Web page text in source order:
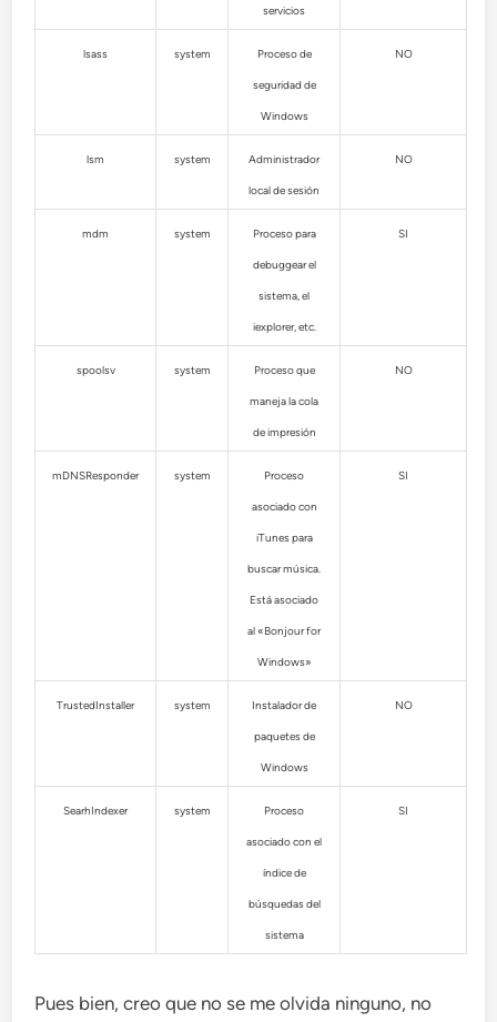
servicios
lsass system Proceso de
seguridad de
Windows
NO
lsm system Administrador
local de sesión
NO
mdm system Proceso para
debuggear el
sistema, el
iexplorer, etc.
SI
spoolsv system Proceso que
maneja la cola
de impresión
NO
mDNSResponder system Proceso
asociado con
iTunes para
buscar música.
Está asociado
al «Bonjour for
Windows»
SI
TrustedInstaller system Instalador de
paquetes de
Windows
NO
SearhIndexer system Proceso
asociado con el
índice de
búsquedas del
sistema
SI
Pues bien, creo que no se me olvida ninguno, no